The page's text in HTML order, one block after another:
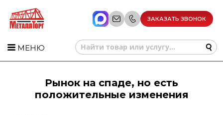
ЗАКАЗАТЬ ЗВОНОК
МЕНЮ
Рынок на спаде, но есть
положительные изменения